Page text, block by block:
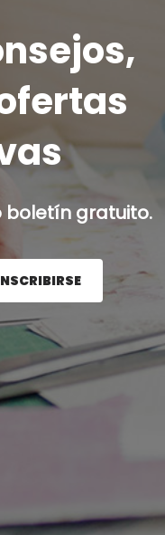
boletín gratuito.
aquí y